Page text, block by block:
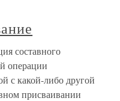
составного
операции
с какой-либо другой
присваивании